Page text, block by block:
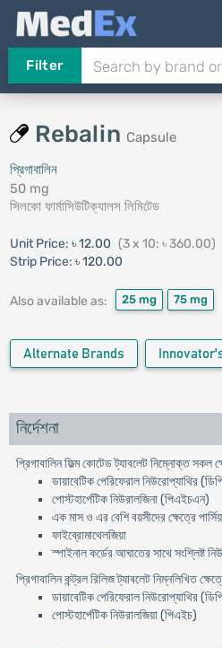
Filter
Rebalin Capsule
প্রিগাবালিন
50 mg
সিলকো ফার্মাসিউটিক্যালস লিমিটেড
Unit Price: ৳ 12.00 (3 x 10: ৳ 360.00)
Strip Price: ৳ 120.00
Also available as: 25 mg 75 mg
Alternate Brands
নির্দেশনা
প্রিগাবালিন ফিল্ম কোটেড ট্যাবলেট নিম্নোক্ত সকল
ডায়াবেটিক পেরিফেরাল নিউরোপ্যাথির
পোস্টহার্পেটিক নিউরালজিনা (পিএইচএন)
এক মাস ও এর বেশি বয়সীদের ক্ষেত্রে
ফাইব্রোমাথেলজিয়া
স্পাইনাল কর্ডের আঘাতের সাথে সংশ্লিষ্ট
প্রিগাবালিন কন্ট্রল রিলিজ ট্যাবলেট নিম্নলিখিত
ডায়াবেটিক পেরিফেরাল নিউরোপ্যাথির
পোস্টহার্পেটিক নিউরালজিয়া (পিএইচ)